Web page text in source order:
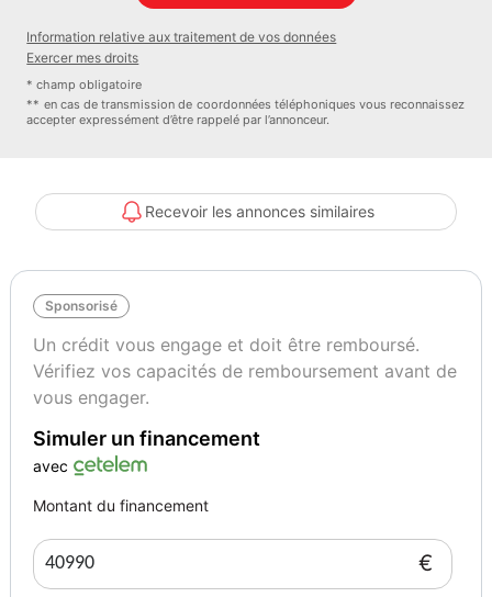
Vert Cayuga Toit Noir
Puissance réelle
205
Vignette Crit’Air
Information relative aux traitement de vos données
Exercer mes droits
* champ obligatoire
** en cas de transmission de coordonnées téléphoniques vous reconnaissez
accepter expressément d’être rappelé par l’annonceur.
Recevoir les annonces similaires
Sponsorisé
Un crédit vous engage et doit être remboursé.
Vérifiez vos capacités de remboursement avant de
vous engager.
Simuler un financement
avec
Montant du financement
€